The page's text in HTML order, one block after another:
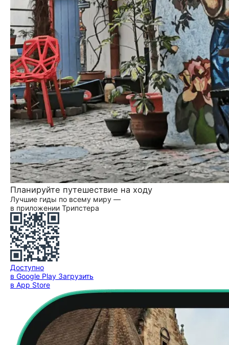
Планируйте путешествие на ходу
Лучшие гиды по всему миру —
в приложении Трипстера
Доступно
в Google Play Загрузить
в App Store